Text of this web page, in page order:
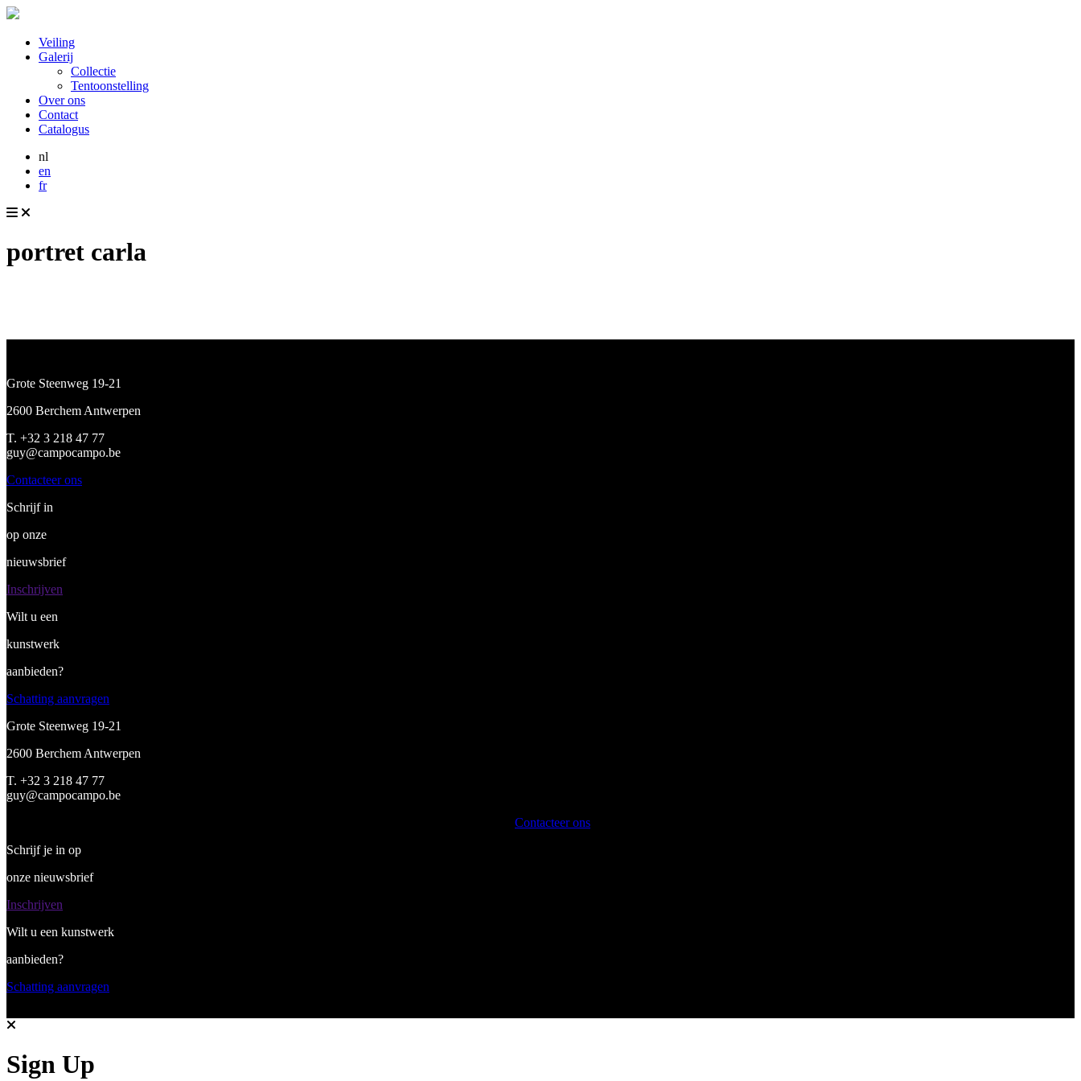
Veiling
Galerij
Collectie
Tentoonstelling
Over ons
Contact
Catalogus
nl
en
fr
portret carla
Grote Steenweg 19-21
2600 Berchem Antwerpen
T. +32 3 218 47 77
guy@campocampo.be
Contacteer ons
Schrijf in
op onze
nieuwsbrief
Inschrijven
Wilt u een
kunstwerk
aanbieden?
Schatting aanvragen
Grote Steenweg 19-21
2600 Berchem Antwerpen
T. +32 3 218 47 77
guy@campocampo.be
Contacteer ons
Schrijf je in op
onze nieuwsbrief
Inschrijven
Wilt u een kunstwerk
aanbieden?
Schatting aanvragen
Sign Up